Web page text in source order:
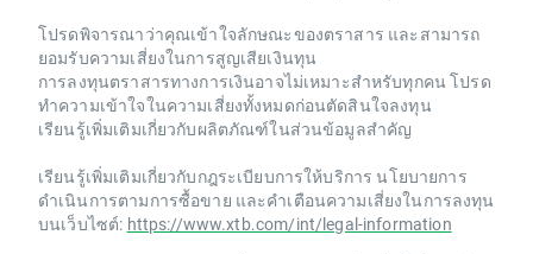
โปรดพิจารณาว่าคุณเข้าใจลักษณะของตราสาร และสามารถ
ยอมรับความเสี่ยงในการสูญเสียเงินทุน
การลงทุนตราสารทางการเงินอาจไม่เหมาะสำหรับทุกคน โปรด
ทำความเข้าใจในความเสี่ยงทั้งหมดก่อนตัดสินใจลงทุน
เรียนรู้เพิ่มเติมเกี่ยวกับผลิตภัณฑ์ในส่วนข้อมูลสำคัญ
เรียนรู้เพิ่มเติมเกี่ยวกับกฎระเบียบการให้บริการ นโยบายการ
ดำเนินการตามการซื้อขาย และคำเตือนความเสี่ยงในการลงทุน
บนเว็บไซต์: https://www.xtb.com/int/legal-information